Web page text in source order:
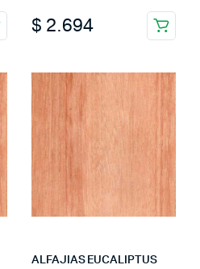
$ 2.694
ALFAJIAS EUCALIPTUS